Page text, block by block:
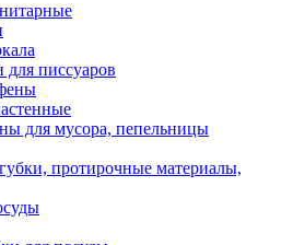
для писсуаров
для мусора, пепельницы
протирочные материалы,